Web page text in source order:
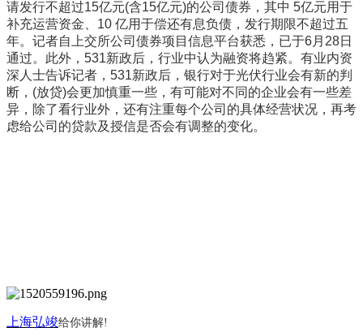
请发行不超过15亿元(含15亿元)的公司债券，其中 5亿元用于
补充运营资金、10 亿用于偿还有息负债，发行期限不超过五
年。记者自上交所公司债券项目信息平台获悉，已于6月28日
通过。此外，531新政后，行业中认为融资将趋紧。有业内资
深人士告诉记者，531新政后，银行对于光伏行业会有新的判
断，(放贷)会更加慎重一些，有可能对不同的企业会有一些差
异，除了看行业外，还有注重每个公司的具体经营状况，再考
虑给公司的贷款及授信是否会有调整的变化。
上海弘竣给你讲解!